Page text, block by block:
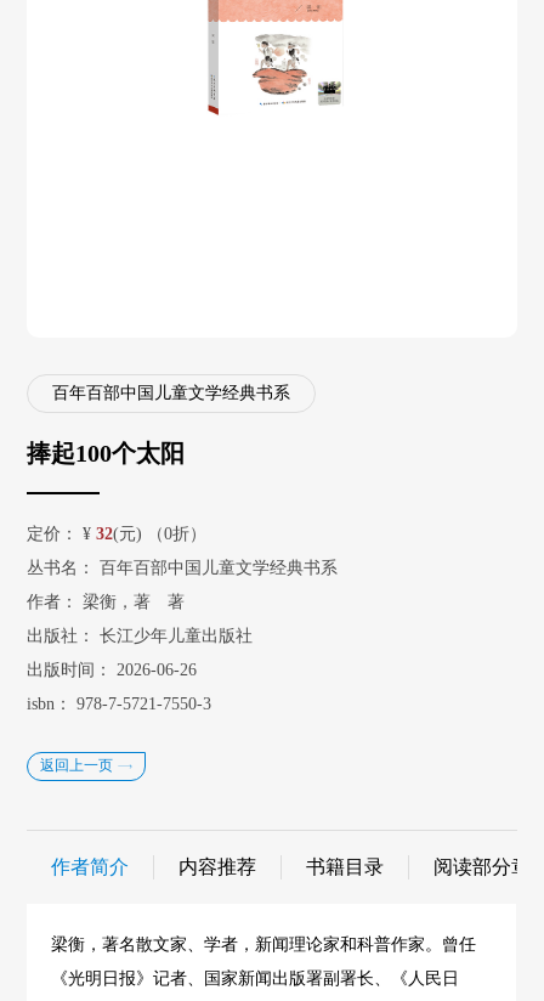
百年百部中国儿童文学经典书系
捧起100个太阳
定价： ¥32(元) （0折）
丛书名：
百年百部中国儿童文学经典书系
作者：
梁衡，著 著
出版社：
长江少年儿童出版社
出版时间：
2026-06-26
isbn：
978-7-5721-7550-3
返回上一页
作者简介 内容推荐 书籍目录 阅读部分章
梁衡，著名散文家、学者，新闻理论家和科普作家。曾任
《光明日报》记者、国家新闻出版署副署长、《人民日